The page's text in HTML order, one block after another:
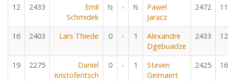
12 2433
Emil
Schmidek
½ - ½
Pawel
Jaracz
2472 11
16 2403 Lars Thiede 0 - 1
Alexandre
Dgebuadze
2433 12
19 2275
Daniel
Kristoferitsch
0 - 1
Steven
Geirnaert
2425 16